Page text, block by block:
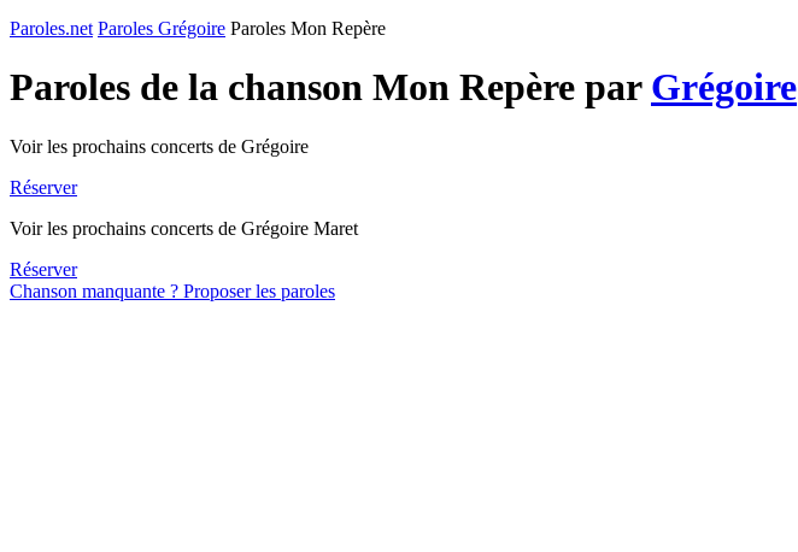
Paroles.net Paroles Grégoire Paroles Mon Repère
Paroles de la chanson Mon Repère par Grégoire
Voir les prochains concerts de Grégoire
Réserver
Voir les prochains concerts de Grégoire Maret
Réserver
Chanson manquante ? Proposer les paroles